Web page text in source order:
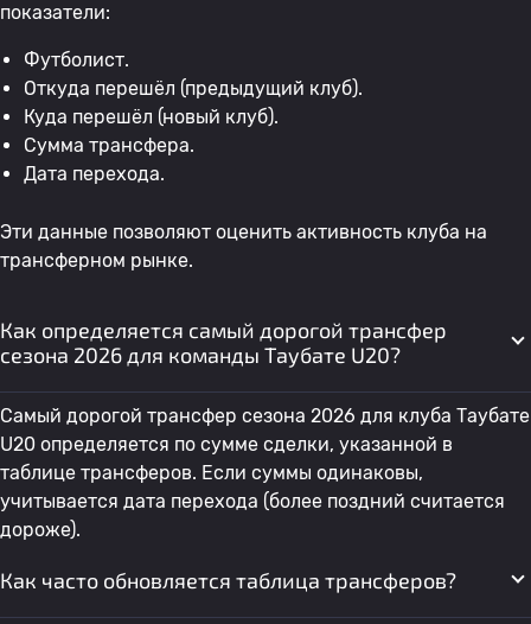
показатели:
Футболист.
Откуда перешёл (предыдущий клуб).
Куда перешёл (новый клуб).
Сумма трансфера.
Дата перехода.
Эти данные позволяют оценить активность клуба на
трансферном рынке.
Как определяется самый дорогой трансфер
сезона 2026 для команды Таубате U20?
Самый дорогой трансфер сезона 2026 для клуба Таубате
U20 определяется по сумме сделки, указанной в
таблице трансферов. Если суммы одинаковы,
учитывается дата перехода (более поздний считается
дороже).
Как часто обновляется таблица трансферов?